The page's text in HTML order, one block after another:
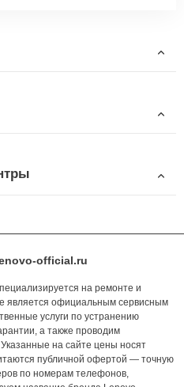
official.ru
на ремонте и
является официальным сервисным
услуги по устранению
а также проводим
Указанные на сайте цены носят
публичной офертой — точную
по номерам телефонов,